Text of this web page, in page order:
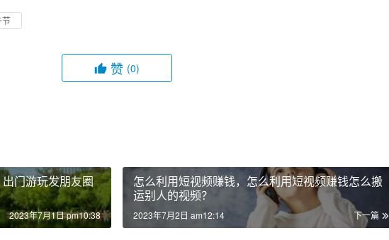
节
赞 (0)
门游玩发朋友圈
2023年7月1日 pm10:38
怎么利用短视频赚钱，怎么利用短视频赚钱怎么搬
运别人的视频？
下一篇
2023年7月2日 am12:14